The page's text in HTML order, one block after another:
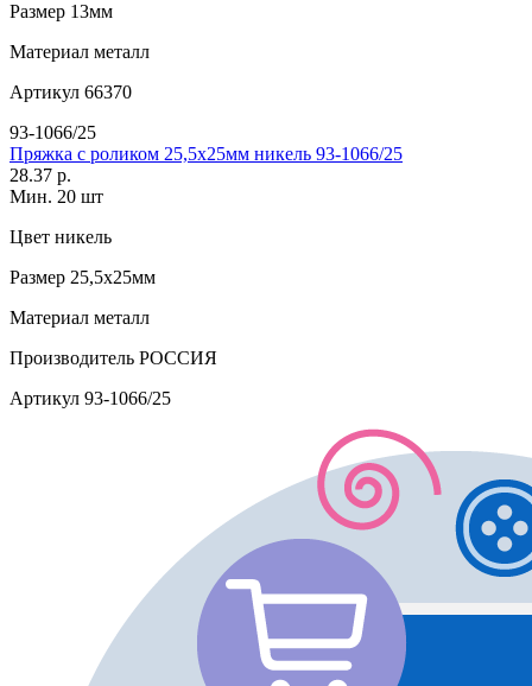
Размер 13мм
Материал металл
Артикул 66370
93-1066/25
Пряжка с роликом 25,5х25мм никель 93-1066/25
28.37 р.
Мин. 20 шт
Цвет никель
Размер 25,5х25мм
Материал металл
Производитель РОССИЯ
Артикул 93-1066/25